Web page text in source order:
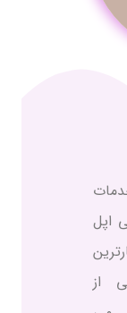
اپل
از